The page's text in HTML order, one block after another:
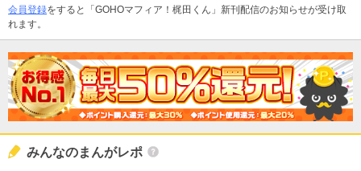
会員登録をすると「GOHOマフィア！梶田くん」新刊配信のお知らせが受け取
れます。
みんなのまんがレポ